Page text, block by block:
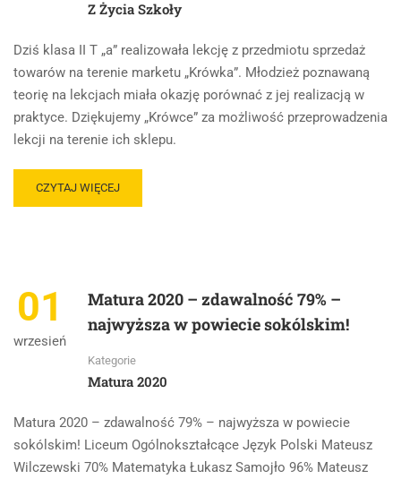
Z Życia Szkoły
Dziś klasa II T „a” realizowała lekcję z przedmiotu sprzedaż
towarów na terenie marketu „Krówka”. Młodzież poznawaną
teorię na lekcjach miała okazję porównać z jej realizacją w
praktyce. Dziękujemy „Krówce” za możliwość przeprowadzenia
lekcji na terenie ich sklepu.
CZYTAJ WIĘCEJ
01
wrzesień
Matura 2020 – zdawalność 79% –
najwyższa w powiecie sokólskim!
Kategorie
Matura 2020
Matura 2020 – zdawalność 79% – najwyższa w powiecie
sokólskim! Liceum Ogólnokształcące Język Polski Mateusz
Wilczewski 70% Matematyka Łukasz Samojło 96% Mateusz